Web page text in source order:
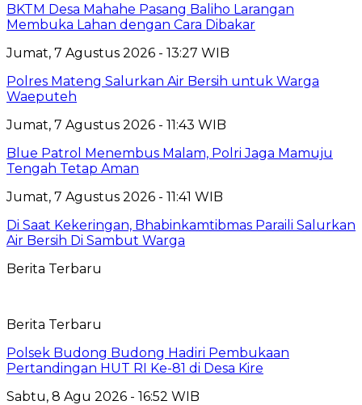
BKTM Desa Mahahe Pasang Baliho Larangan
Membuka Lahan dengan Cara Dibakar
Jumat, 7 Agustus 2026 - 13:27 WIB
Polres Mateng Salurkan Air Bersih untuk Warga
Waeputeh
Jumat, 7 Agustus 2026 - 11:43 WIB
Blue Patrol Menembus Malam, Polri Jaga Mamuju
Tengah Tetap Aman
Jumat, 7 Agustus 2026 - 11:41 WIB
Di Saat Kekeringan, Bhabinkamtibmas Paraili Salurkan
Air Bersih Di Sambut Warga
Berita Terbaru
Berita Terbaru
Polsek Budong Budong Hadiri Pembukaan
Pertandingan HUT RI Ke-81 di Desa Kire
Sabtu, 8 Agu 2026 - 16:52 WIB